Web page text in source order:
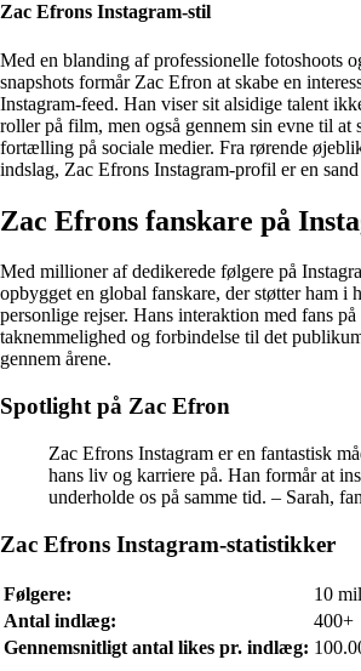
Zac Efrons Instagram-stil
Med en blanding af professionelle fotoshoots
snapshots formår Zac Efron at skabe en
Instagram-feed. Han viser sit alsidige talent
roller på film, men også gennem sin evne til at
fortælling på sociale medier. Fra rørende
indslag, Zac Efrons Instagram-profil er en
Zac Efrons fanskare på
Med millioner af dedikerede følgere på
opbygget en global fanskare, der støtter ham i
personlige rejser. Hans interaktion med fans
taknemmelighed og forbindelse til det
gennem årene.
Spotlight på Zac Efron
Zac Efrons Instagram er en fantastisk
hans liv og karriere på. Han formår at
underholde os på samme tid. – Sarah,
Zac Efrons Instagram-statistikker
Følgere:
10
Antal indlæg:
400+
Gennemsnitligt antal likes pr. indlæg: